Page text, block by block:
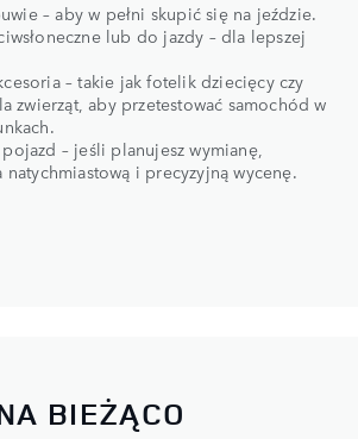
– aby w pełni skupić się na jeździe.
lub do jazdy – dla lepszej
– takie jak fotelik dziecięcy czy
zwierząt, aby przetestować samochód w
– jeśli planujesz wymianę,
i precyzyjną wycenę.
BIEŻĄCO